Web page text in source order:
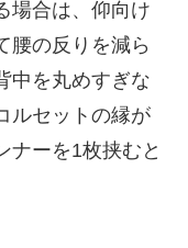
場合は、仰向け
腰の反りを減ら
中を丸めすぎな
ルセットの縁が
ナーを1枚挟むと